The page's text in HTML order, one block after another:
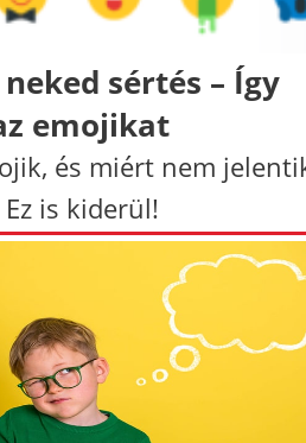
sértés – Így
emojikat
és miért nem
is kiderül!